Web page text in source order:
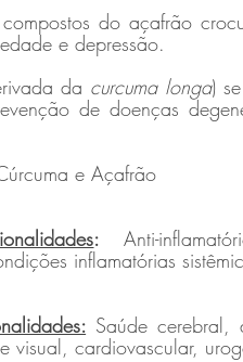
do açafrão
e depressão.
da curcuma longa)
de doenças
e Açafrão
: Anti-
inflamatórias
Saúde cerebral,
visual, cardiovascular,